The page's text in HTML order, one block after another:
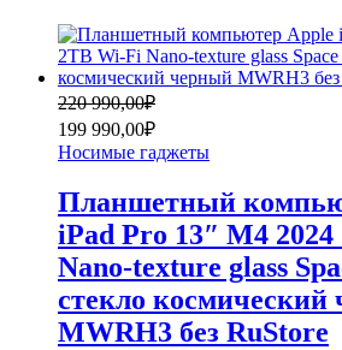
220 990,00₽
Первоначальная
цена
составляла
220
990,00₽.
199 990,00₽
Текущая
цена:
199
990,00₽.
Носимые гаджеты
Планшетный
iPad Pro 13″ M4
Nano-texture glass
стекло
MWRH3 без RuStore